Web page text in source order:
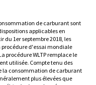
de carburant sont
applicables en
1er septembre 2018, les
procédure d'essai mondiale
procédure WLTP remplace le
utilisée. Compte tenu des
la consommation de carburant
plus élevées que